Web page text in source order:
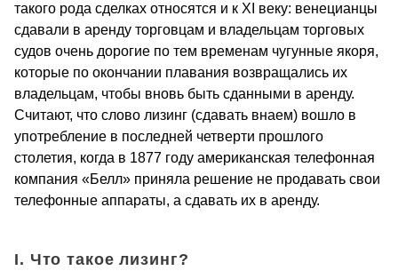
такого рода сделках относятся и к XI веку: венецианцы
сдавали в аренду торговцам и владельцам торговых
судов очень дорогие по тем временам чугунные якоря,
которые по окончании плавания возвращались их
владельцам, чтобы вновь быть сданными в аренду.
Считают, что слово лизинг (сдавать внаем) вошло в
употребление в последней четверти прошлого
столетия, когда в 1877 году американская телефонная
компания «Белл» приняла решение не продавать свои
телефонные аппараты, а сдавать их в аренду.
I. Что такое лизинг?